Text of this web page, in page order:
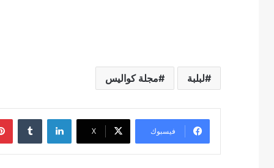
لبلبة مجلة كواليس
فيسبوك ‫X
لينكدإن